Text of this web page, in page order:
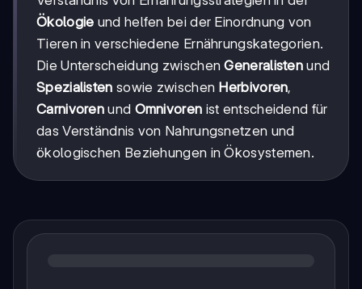
Ökologie und helfen bei der Einordnung von
Tieren in verschiedene Ernährungskategorien.
Die Unterscheidung zwischenGeneralisten und
Spezialisten sowie zwischen Herbivoren,
Carnivoren und Omnivoren ist entscheidend für
das Verständnis von Nahrungsnetzen und
ökologischen Beziehungen in Ökosystemen.